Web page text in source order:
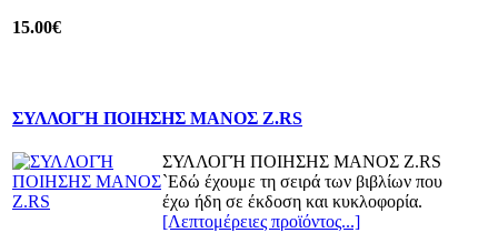
15.00€
ΣΥΛΛΟΓΉ ΠΟΙΗΣΗΣ ΜΑΝΟΣ Ζ.RS
ΣΥΛΛΟΓΉ ΠΟΙΗΣΗΣ ΜΑΝΟΣ Ζ.RS
`Εδώ έχουμε τη σειρά των βιβλίων που
έχω ήδη σε έκδοση και κυκλοφορία.
[Λεπτομέρειες προϊόντος...]